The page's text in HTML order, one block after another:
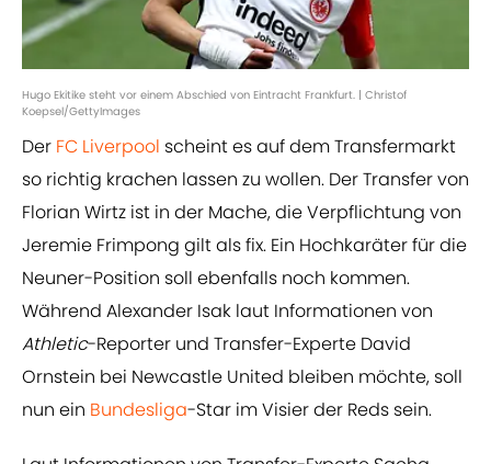
Hugo Ekitike steht vor einem Abschied von Eintracht Frankfurt. | Christof
Koepsel/GettyImages
Der FC Liverpool scheint es auf dem Transfermarkt
so richtig krachen lassen zu wollen. Der Transfer von
Florian Wirtz ist in der Mache, die Verpflichtung von
Jeremie Frimpong gilt als fix. Ein Hochkaräter für die
Neuner-Position soll ebenfalls noch kommen.
Während Alexander Isak laut Informationen von
Athletic-Reporter und Transfer-Experte David
Ornstein bei Newcastle United bleiben möchte, soll
nun ein Bundesliga-Star im Visier der Reds sein.